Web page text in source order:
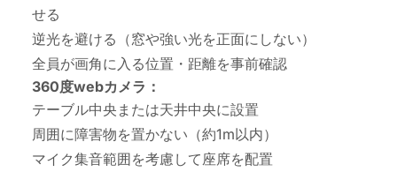
せる
逆光を避ける（窓や強い光を正面にしない）
全員が画角に入る位置・距離を事前確認
360度webカメラ：
テーブル中央または天井中央に設置
周囲に障害物を置かない（約1m以内）
マイク集音範囲を考慮して座席を配置